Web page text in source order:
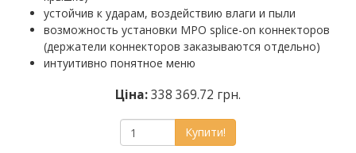
устойчив к ударам, воздействию влаги и пыли
возможность установки MPO splice-on коннекторов
(держатели коннекторов заказываются отдельно)
интуитивно понятное меню
Ціна:338 369.72 грн.
Купити!